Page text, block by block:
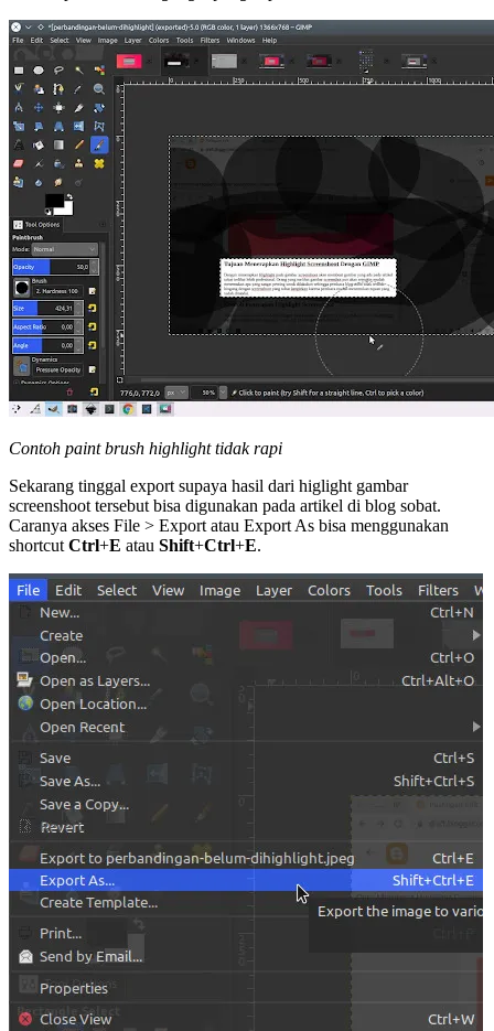
Contoh paint brush highlight tidak rapi
Sekarang tinggal export supaya hasil dari higlight gambar
screenshoot tersebut bisa digunakan pada artikel di blog sobat.
Caranya akses File > Export atau Export As bisa menggunakan
shortcut Ctrl+E atau Shift+Ctrl+E.